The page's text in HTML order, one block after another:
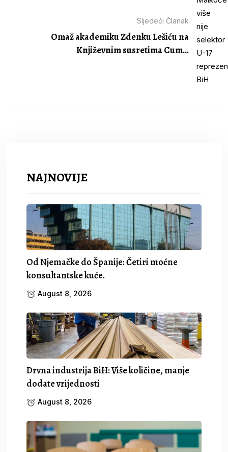
Sljedeći Članak
Omaž akademiku Zdenku Lešiću na
Književnim susretima Cum...
NAJNOVIJE
Od Njemačke do Španije: Četiri moćne
konsultantske kuće.
August 8, 2026
Drvna industrija BiH: Više količine, manje
dodate vrijednosti
August 8, 2026